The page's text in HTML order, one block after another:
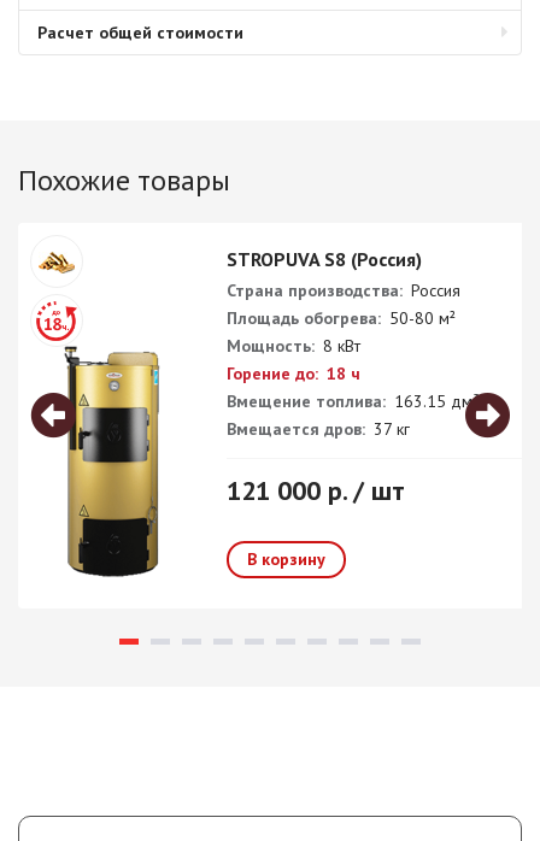
Расчет общей стоимости
Похожие товары
STROPUVA S8 (Россия)
Страна производства: Россия
Площадь обогрева: 50-80 м²
Мощность: 8 кВт
Горение до: 18 ч
Вмещение топлива: 163.15 дм³
Вмещается дров: 37 кг
121 000 р. / шт